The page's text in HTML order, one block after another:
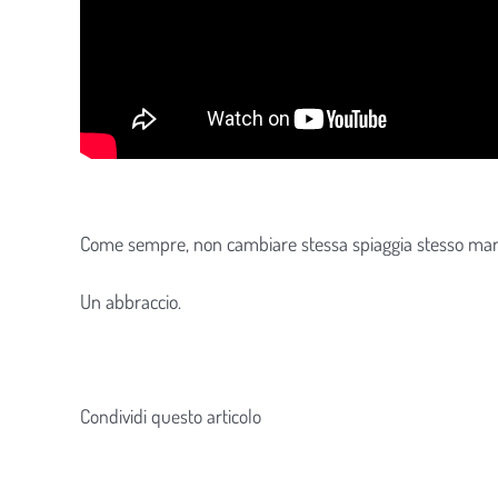
Come sempre, non cambiare stessa spiaggia stesso
Un abbraccio.
Condividi questo articolo